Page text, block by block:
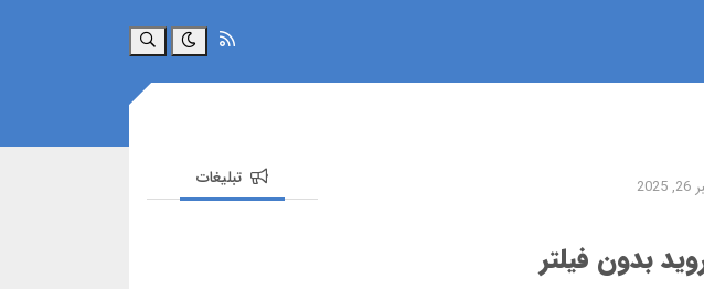
جستجو
بدون فیلتر
تبلیغات